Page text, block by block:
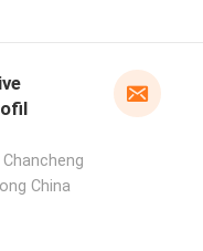
China